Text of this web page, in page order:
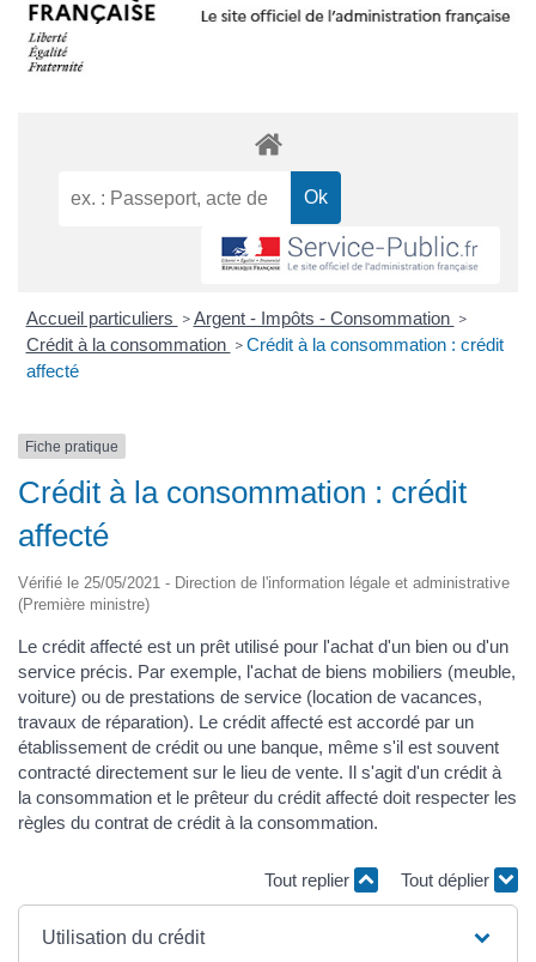
Accueil particuliers > Argent - Impôts - Consommation >
Crédit à la consommation > Crédit à la consommation : crédit
affecté
Fiche pratique
Crédit à la consommation : crédit
affecté
Vérifié le 25/05/2021 - Direction de l'information légale et administrative
(Première ministre)
Le crédit affecté est un prêt utilisé pour l'achat d'un bien ou d'un
service précis. Par exemple, l'achat de biens mobiliers (meuble,
voiture) ou de prestations de service (location de vacances,
travaux de réparation). Le crédit affecté est accordé par un
établissement de crédit ou une banque, même s'il est souvent
contracté directement sur le lieu de vente. Il s'agit d'un crédit à
la consommation et le prêteur du crédit affecté doit respecter les
règles du contrat de crédit à la consommation.
Tout replier Tout déplier
Utilisation du crédit